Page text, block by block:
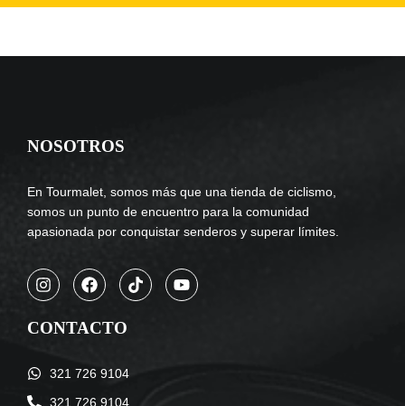
NOSOTROS
En Tourmalet, somos más que una tienda de ciclismo,
somos un punto de encuentro para la comunidad
apasionada por conquistar senderos y superar límites.
CONTACTO
321 726 9104
321 726 9104